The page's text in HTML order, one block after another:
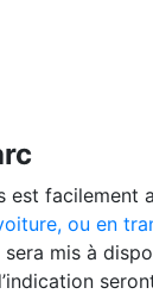
est facilement
ou en
mis à